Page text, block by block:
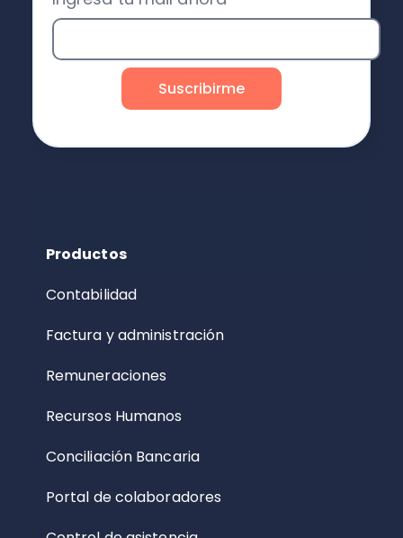
Productos
Contabilidad
Factura y administración
Remuneraciones
Recursos Humanos
Conciliación Bancaria
Portal de colaboradores